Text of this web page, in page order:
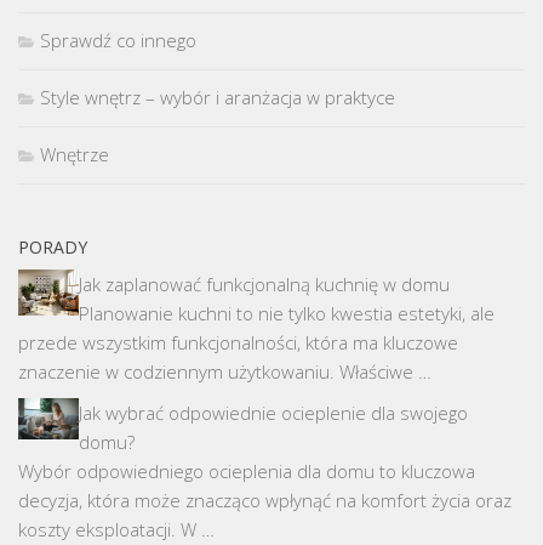
Sprawdź co innego
Style wnętrz – wybór i aranżacja w praktyce
Wnętrze
PORADY
Jak zaplanować funkcjonalną kuchnię w domu
Planowanie kuchni to nie tylko kwestia estetyki, ale
przede wszystkim funkcjonalności, która ma kluczowe
znaczenie w codziennym użytkowaniu. Właściwe …
Jak wybrać odpowiednie ocieplenie dla swojego
domu?
Wybór odpowiedniego ocieplenia dla domu to kluczowa
decyzja, która może znacząco wpłynąć na komfort życia oraz
koszty eksploatacji. W …